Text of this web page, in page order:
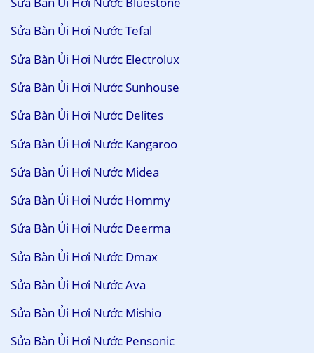
Sửa Bàn Ủi Hơi Nước Tefal
Sửa Bàn Ủi Hơi Nước Electrolux
Sửa Bàn Ủi Hơi Nước Sunhouse
Sửa Bàn Ủi Hơi Nước Delites
Sửa Bàn Ủi Hơi Nước Kangaroo
Sửa Bàn Ủi Hơi Nước Midea
Sửa Bàn Ủi Hơi Nước Hommy
Sửa Bàn Ủi Hơi Nước Deerma
Sửa Bàn Ủi Hơi Nước Dmax
Sửa Bàn Ủi Hơi Nước Ava
Sửa Bàn Ủi Hơi Nước Mishio
Sửa Bàn Ủi Hơi Nước Pensonic